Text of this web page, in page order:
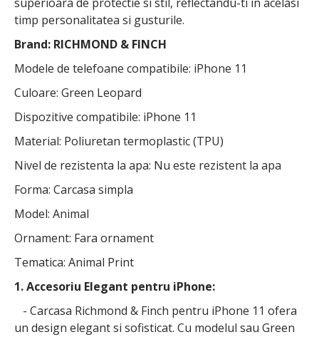
timp personalitatea si gusturile.
Brand: RICHMOND & FINCH
Modele de telefoane compatibile: iPhone 11
Culoare: Green Leopard
Dispozitive compatibile: iPhone 11
Material: Poliuretan termoplastic (TPU)
Nivel de rezistenta la apa: Nu este rezistent la apa
Forma: Carcasa simpla
Model: Animal
Ornament: Fara ornament
Tematica: Animal Print
1. Accesoriu Elegant pentru iPhone:
- Carcasa Richmond & Finch pentru iPhone 11 ofera
un design elegant si sofisticat. Cu modelul sau Green